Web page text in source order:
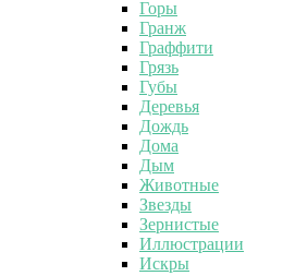
Горы
Гранж
Граффити
Грязь
Губы
Деревья
Дождь
Дома
Дым
Животные
Звезды
Зернистые
Иллюстрации
Искры